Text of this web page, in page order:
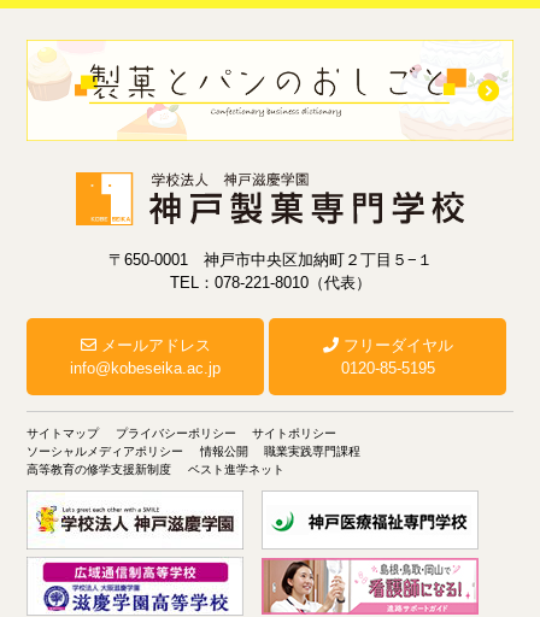
〒650-0001 神戸市中央区加納町２丁目５−１
TEL：078-221-8010（代表）
メールアドレス
info@kobeseika.ac.jp
フリーダイヤル
0120-85-5195
サイトマップ プライバシーポリシー
サイトポリシー
ソーシャルメディアポリシー
情報公開
職業実践専門課程
高等教育の修学支援新制度
ベスト進学ネット